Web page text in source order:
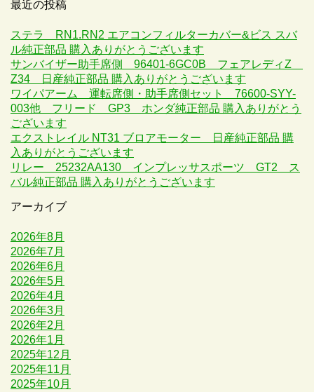
最近の投稿
ステラ RN1.RN2 エアコンフィルターカバー&ビス スバ
ル純正部品 購入ありがとうございます
サンバイザー助手席側 96401-6GC0B フェアレディZ
Z34 日産純正部品 購入ありがとうございます
ワイパアーム 運転席側・助手席側セット 76600-SYY-
003他 フリード GP3 ホンダ純正部品 購入ありがとう
ございます
エクストレイル NT31 ブロアモーター 日産純正部品 購
入ありがとうございます
リレー 25232AA130 インプレッサスポーツ GT2 ス
バル純正部品 購入ありがとうございます
アーカイブ
2026年8月
2026年7月
2026年6月
2026年5月
2026年4月
2026年3月
2026年2月
2026年1月
2025年12月
2025年11月
2025年10月